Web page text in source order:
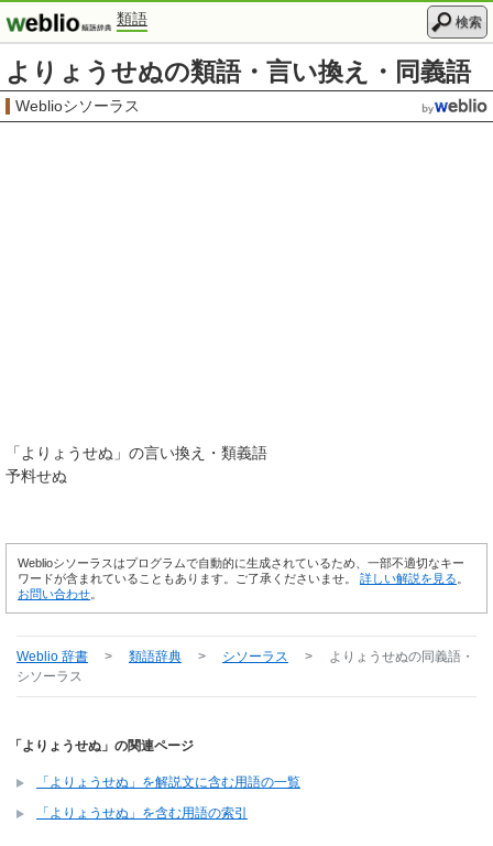
類語 検索
よりょうせぬの類語・言い換え・同義語
Weblioシソーラス
「 よりょうせぬ 」の言い換え・類義語
予料せぬ
Weblioシソーラスはプログラムで自動的に生成されているため、一部不適切なキー
ワードが含まれていることもあります。ご了承くださいませ。 詳しい解説を見る
お問い合わせ
Weblio 辞書 > 類語辞典 > シソーラス > よりょうせぬの同義語・
シソーラス
「よりょうせぬ」の関連ページ
「よりょうせぬ」を解説文に含む用語の一覧
「よりょうせぬ」を含む用語の索引